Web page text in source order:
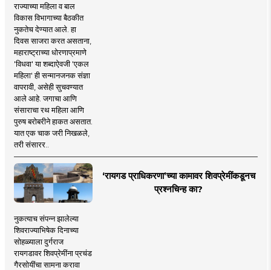
राज्याच्या महिला व बाल
विकास विभागाच्या बैठकीत
नुकतेच देण्यात आले. हा
दिवस साजरा करत असताना,
महाराष्ट्राच्या धोरणाप्रमाणे
'विधवा' या शब्दाऐवजी 'एकल
महिला' ही सन्मानजनक संज्ञा
वापरावी, असेही सुचवण्यात
आले आहे. जगाचा आणि
संसाराचा रथ महिला आणि
पुरुष बरोबरीने हाकत असतात.
यात एक चाक जरी निखळले,
तरी संसारर..
‘रायगड प्राधिकरणा’च्या कामावर शिवप्रेमींकडूनच
प्रश्नचिन्ह का?
नुकत्याच संपन्न झालेल्या
शिवराज्याभिषेक दिनाच्या
सोहळ्याला दुर्गराज
रायगडावर शिवप्रेमींना प्रचंड
गैरसोयींचा सामना करावा